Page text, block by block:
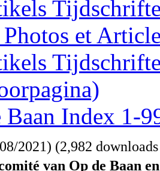
et
Baan Index 1-
2021) (2,982